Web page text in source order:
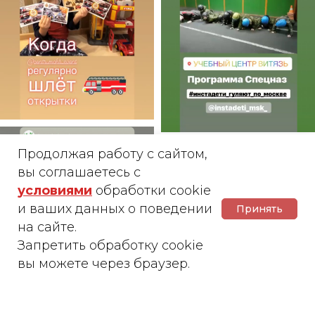
Создано в
Оферта
Политика использования файлов Cookie
Пользовательское соглашение
© 2025 "Центр детских событий"
ИП Карпушин Сергей Игоревич
ИНН 772707335993, ОГРНИП
325774600011966
karpushin@bk.ru
+7 (916) 204-70-87
+7 (919) 777-05-91
Написать нам
Продолжая работу с сайтом,
вы соглашаетесь с
условиями обработки cookie
и ваших данных о поведении
на сайте.
Запретить обработку cookie
вы можете через браузер.
Принять